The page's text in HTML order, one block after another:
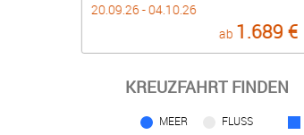
20.09.26 - 04.10.26
ab 1.689 €
KREUZFAHRT FINDEN
MEER FLUSS